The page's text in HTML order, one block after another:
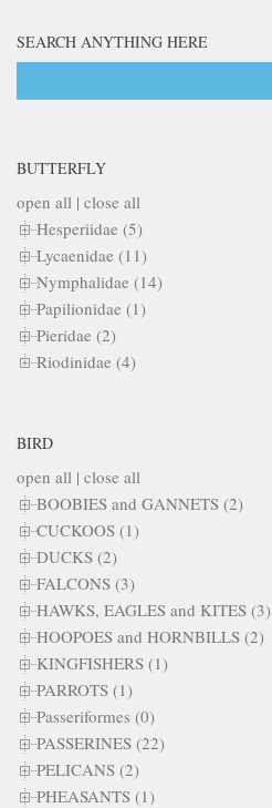
SEARCH ANYTHING HERE
BUTTERFLY
open all | close all
Hesperiidae (5)
Lycaenidae (11)
Nymphalidae (14)
Papilionidae (1)
Pieridae (2)
Riodinidae (4)
BIRD
open all | close all
BOOBIES and GANNETS (2)
CUCKOOS (1)
DUCKS (2)
FALCONS (3)
HAWKS, EAGLES and KITES (3)
HOOPOES and HORNBILLS (2)
KINGFISHERS (1)
PARROTS (1)
Passeriformes (0)
PASSERINES (22)
PELICANS (2)
PHEASANTS (1)